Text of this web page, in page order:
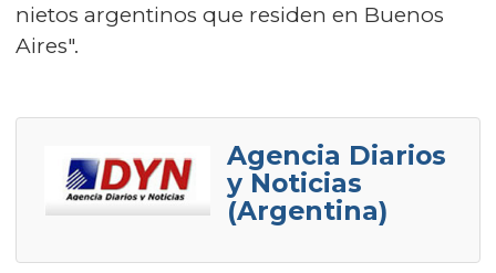
nietos argentinos que residen en Buenos
Aires".
Agencia Diarios
y Noticias
(Argentina)